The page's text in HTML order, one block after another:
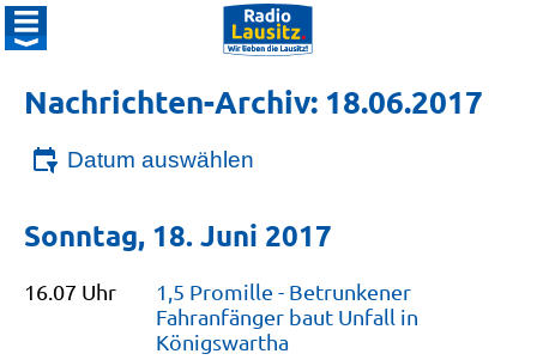
Nachrichten-Archiv: 18.06.2017
Datum auswählen
Sonntag, 18. Juni 2017
16.07 Uhr
1,5 Promille - Betrunkener
Fahranfänger baut Unfall in
Königswartha